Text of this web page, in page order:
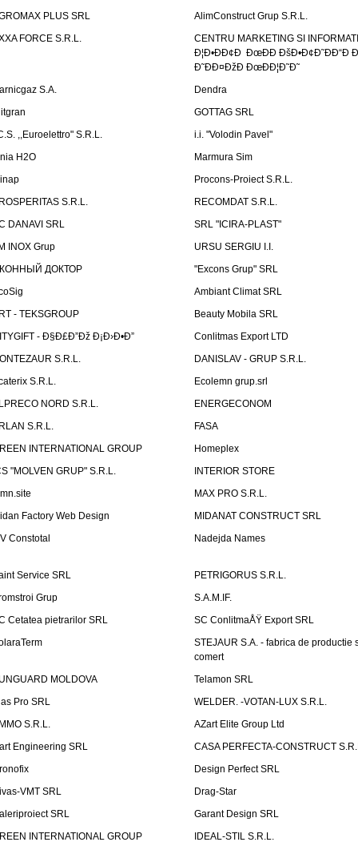
PLUS SRL
AlimConstruct Grup S.R.L.
FORCE S.R.L.
CENTRU MARKETING SI
Ð¦Ð•ÐÐ¢Ð ÐœÐÐ ÐšÐ•Ð¢Ð˜ÐÐ“Ð
Ð˜ÐÐ¤ÐžÐ ÐœÐÐ¦Ð˜Ð˜
S.A.
Dendra
GOTTAG SRL
,,Euroelettro" S.R.L.
i.i. "Volodin Pavel"
H2O
Marmura Sim
Procons-Proiect S.R.L.
S.R.L.
RECOMDAT S.R.L.
DANAVI SRL
SRL "ICIRA-PLAST"
INOX Grup
URSU SERGIU I.I.
ДОКТОР
"Excons Grup" SRL
Ambiant Climat SRL
- TEKSGROUP
Beauty Mobila SRL
- Ð§Ð£Ð”Ðž Ð¡Ð›Ð•Ð”
Conlitmas Export LTD
S.R.L.
DANISLAV - GRUP S.R.L.
S.R.L.
Ecolemn grup.srl
NORD S.R.L.
ENERGECONOM
S.R.L.
FASA
INTERNATIONAL GROUP
Homeplex
"MOLVEN GRUP" S.R.L.
INTERIOR STORE
MAX PRO S.R.L.
Factory Web Design
MIDANAT CONSTRUCT SRL
Constotal
Nadejda Names
Service SRL
PETRIGORUS S.R.L.
Grup
S.A.M.IF.
Cetatea pietrarilor SRL
SC ConlitmaÅŸ Export SRL
STEJAUR S.A. - fabrica de productie
comert
MOLDOVA
Telamon SRL
Pro SRL
WELDER. -VOTAN-LUX S.R.L.
S.R.L.
AZart Elite Group Ltd
Engineering SRL
CASA PERFECTA-CONSTRUCT
Design Perfect SRL
VMT SRL
Drag-Star
SRL
Garant Design SRL
INTERNATIONAL GROUP
IDEAL-STIL S.R.L.